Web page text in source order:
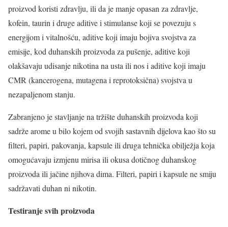
proizvod koristi zdravlju, ili da je manje opasan za zdravlje,
kofein, taurin i druge aditive i stimulanse koji se povezuju s
energijom i vitalnošću, aditive koji imaju bojiva svojstva za
emisije, kod duhanskih proizvoda za pušenje, aditive koji
olakšavaju udisanje nikotina na usta ili nos i aditive koji imaju
CMR (kancerogena, mutagena i reprotoksična) svojstva u
nezapaljenom stanju.
Zabranjeno je stavljanje na tržište duhanskih proizvoda koji
sadrže arome u bilo kojem od svojih sastavnih dijelova kao što su
filteri, papiri, pakovanja, kapsule ili druga tehnička obilježja koja
omogućavaju izmjenu mirisa ili okusa dotičnog duhanskog
proizvoda ili jačine njihova dima. Filteri, papiri i kapsule ne smiju
sadržavati duhan ni nikotin.
Testiranje svih proizvoda